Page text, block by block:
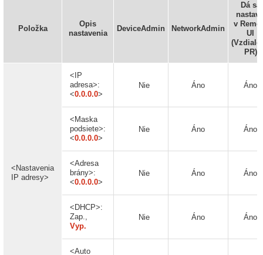
Položka
Opis
nastavenia
DeviceAdmin NetworkAdmin
Dá sa
v
UI
PR)
<Nastavenia
IP adresy>
<IP
adresa>:
<0.0.0.0>
Nie Áno Áno
<Maska
podsiete>:
<0.0.0.0>
Nie Áno Áno
<Adresa
brány>:
<0.0.0.0>
Nie Áno Áno
<DHCP>:
Zap.,
Vyp.
Nie Áno Áno
<Auto